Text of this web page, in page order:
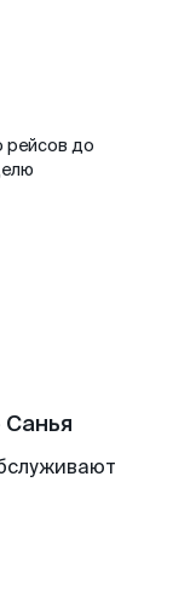
рейсов до